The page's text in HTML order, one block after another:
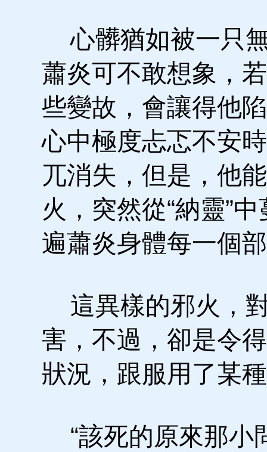
心髒猶如被一只
蕭炎可不敢想象，
些變故，會讓得他
心中極度忐忑不安
兀消失，但是，他
火，突然從“納靈”
遍蕭炎身體每一個
這異樣的邪火，
害，不過，卻是令
狀況，跟服用了某
“該死的原來那小